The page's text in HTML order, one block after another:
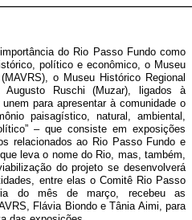
do Rio Passo Fundo como
político e econômico, o Museu
o Museu Histórico Regional
Ruschi (Muzar), ligados à
para apresentar à comunidade o
paisagístico, natural, ambiental,
– que consiste em exposições
relacionados ao Rio Passo Fundo e
leva o nome do Rio, mas, também,
do projeto se desenvolverá
entre elas o Comitê Rio Passo
do mês de março, recebeu as
Flávia Biondo e Tânia Aimi, para